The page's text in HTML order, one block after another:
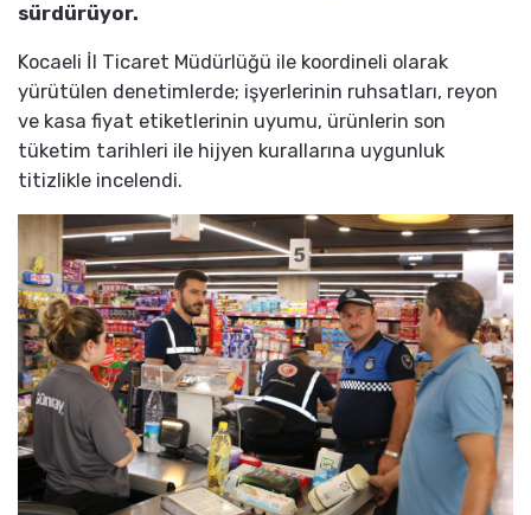
sürdürüyor.
Kocaeli İl Ticaret Müdürlüğü ile koordineli olarak
yürütülen denetimlerde; işyerlerinin ruhsatları, reyon
ve kasa fiyat etiketlerinin uyumu, ürünlerin son
tüketim tarihleri ile hijyen kurallarına uygunluk
titizlikle incelendi.